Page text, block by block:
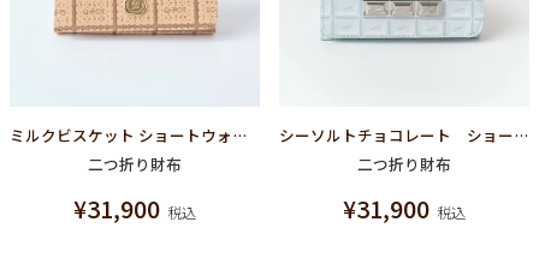
ミルクビスケット ショートウォレット(二つ折り財布）
二つ折り財布
¥31,900 税込
シーソルトチョコレート ショートウォレット（財布）
二つ折り財布
¥31,900 税込